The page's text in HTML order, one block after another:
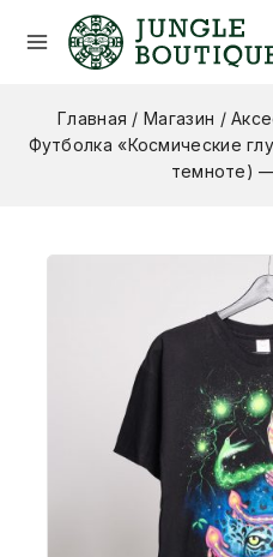
Главная / Магазин /
Футболка «Космические
темноте)